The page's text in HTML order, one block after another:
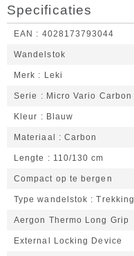
Specificaties
EAN 4028173793044
Wandelstok
Merk Leki
Serie Micro Vario Carbon
Kleur Blauw
Materiaal Carbon
Lengte 110/130 cm
Compact op te bergen
Type wandelstok Trekking
Aergon Thermo Long Grip
External Locking Device